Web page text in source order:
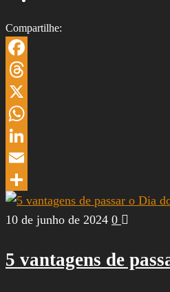
Compartilhe:
Facebook
Threads
X
WhatsApp
LinkedIn
Email
Share
10 de junho de 2024 0
5 vantagens de